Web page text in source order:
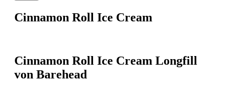
Cinnamon Roll Ice Cream
Cinnamon Roll Ice Cream Longfill
von Barehead